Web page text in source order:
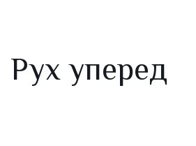
Рух уперед